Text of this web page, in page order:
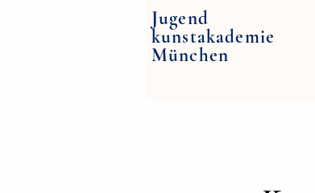
Jugend
kunstakademie
München